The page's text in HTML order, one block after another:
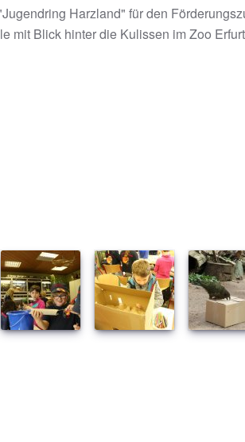
Harzland" für den
mit Blick hinter die Kulissen im Zoo